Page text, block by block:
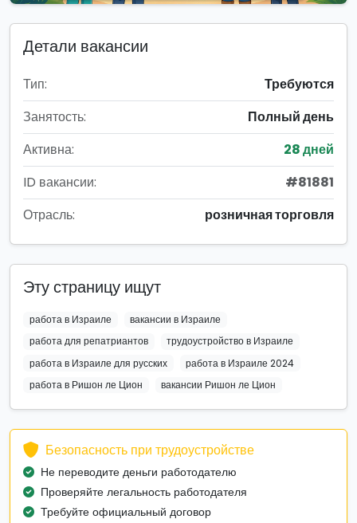
Детали вакансии
Тип:
Требуются
Занятость:
Полный день
Активна:
28 дней
ID вакансии:
#81881
Отрасль:
розничная торговля
Эту страницу ищут
работа в Израиле
вакансии в Израиле
работа для репатриантов
трудоустройство в Израиле
работа в Израиле для русских
работа в Израиле 2024
работа в Ришон ле Цион
вакансии Ришон ле Цион
Безопасность при трудоустройстве
Не переводите деньги работодателю
Проверяйте легальность работодателя
Требуйте официальный договор